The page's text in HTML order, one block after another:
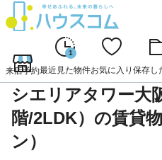
来店予約
1
最近見た物件お気に入り 保存し
シエリアタワー大
階/2LDK）の賃貸
ン）